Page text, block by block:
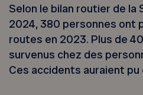
Selon le bilan routier de la
2024, 380 personnes ont
routes en 2023. Plus de
survenus chez des
Ces accidents auraient